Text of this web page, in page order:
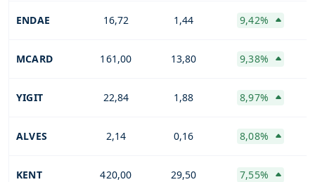
ENDAE 16,72 1,44 9,42%
MCARD 161,00 13,80 9,38%
YIGIT 22,84 1,88 8,97%
ALVES 2,14 0,16 8,08%
KENT 420,00 29,50 7,55%